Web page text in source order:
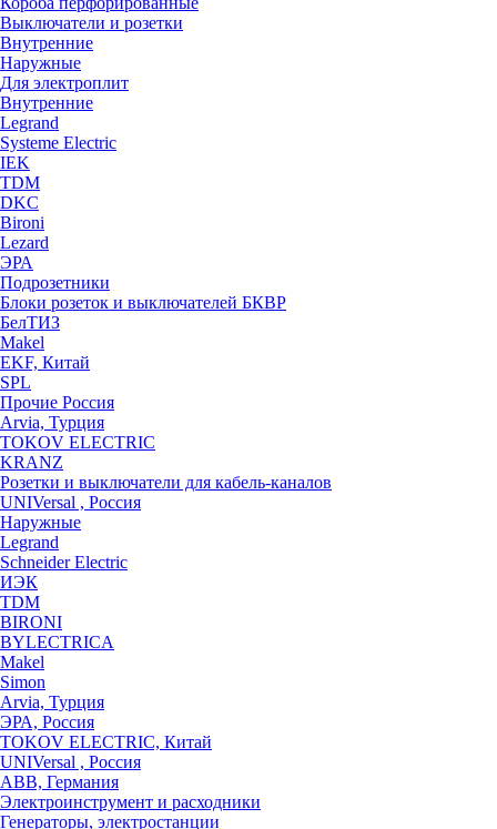
Выключатели и розетки
Внутренние
Наружные
Для электроплит
Внутренние
Legrand
Systeme Electric
IEK
TDM
DKC
Bironi
Lezard
ЭРА
Подрозетники
Блоки розеток и выключателей БКВР
БелТИЗ
Makel
EKF, Китай
SPL
Прочие Россия
Arvia, Турция
TOKOV ELECTRIC
KRANZ
Розетки и выключатели для кабель-каналов
UNIVersal , Россия
Наружные
Legrand
Schneider Electric
ИЭК
TDM
BIRONI
BYLECTRICA
Makel
Simon
Arvia, Турция
ЭРА, Россия
TOKOV ELECTRIC, Китай
UNIVersal , Россия
ABB, Германия
Электроинструмент и расходники
Генераторы, электростанции